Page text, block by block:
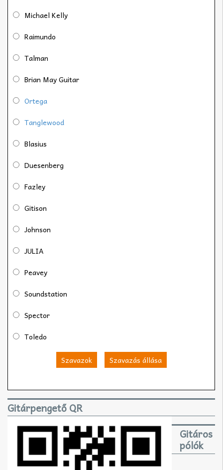
Michael Kelly
Raimundo
Talman
Brian May Guitar
Ortega
Tanglewood
Blasius
Duesenberg
Fazley
Gitison
Johnson
JULIA
Peavey
Soundstation
Spector
Toledo
Szavazok Szavazás állása
Gitárpengető QR
Gitáros
pólók